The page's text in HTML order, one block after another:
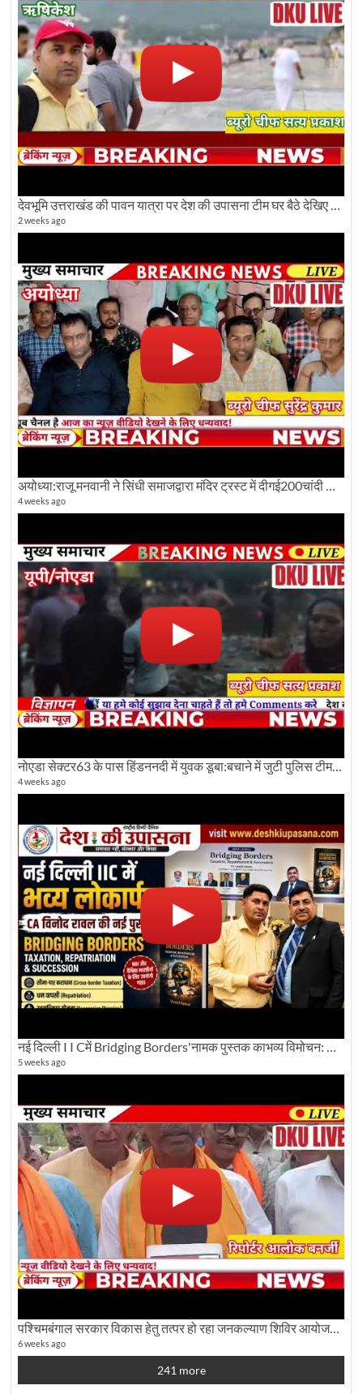
2 weeks ago
अयोध्या:राजू मनवानी ने सिंधी समाजद्वारा मंदिर ट्रस्ट में दीगई200चांदी की ईंटों पर सवाल का किया विरोध
4 weeks ago
नोएडा सेक्टर63 के पास हिंडननदी में युवक डूबा:बचाने में जुटी पुलिस टीम: देखिए पूरी ग्राउंड रिपोर्टिंग
4 weeks ago
नई दिल्ली I I Cमें Bridging Borders'नामक पुस्तक काभव्य विमोचन: Dku ब्यूरो चीफ की ग्राउंड रिपोर्टिंग
5 weeks ago
पश्चिमबंगाल सरकार विकास हेतु तत्पर हो रहा जनकल्याण शिविर आयोजन:कृषि मंत्री दूध कुमार मंडल से बातचीत
6 weeks ago
241 more